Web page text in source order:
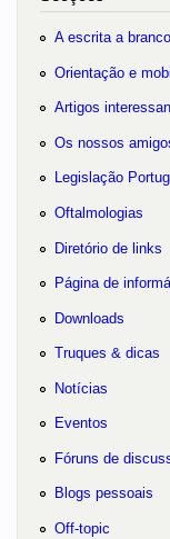
A escrita a branco
Orientação e
Artigos
Os nossos
Legislação
Oftalmologias
Diretório de links
Página de
Downloads
Truques & dicas
Notícias
Eventos
Fóruns de
Blogs pessoais
Off-topic